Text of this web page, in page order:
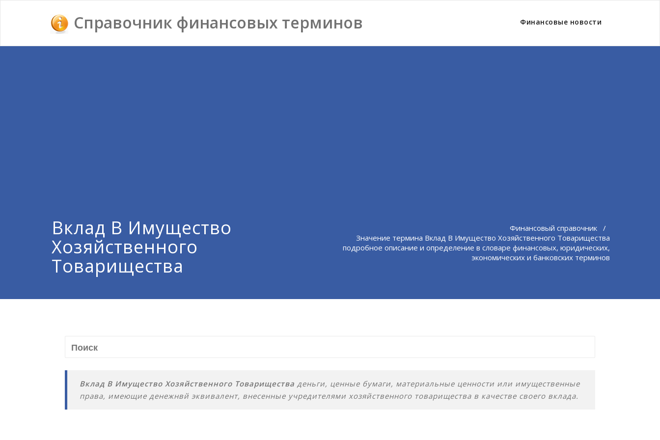
Справочник финансовых терминов Финансовые новости
Вклад В Имущество
Хозяйственного
Товарищества
Финансовый справочник /
Значение термина Вклад В Имущество Хозяйственного Товарищества
подробное описание и определение в словаре финансовых, юридических,
экономических и банковских терминов
Вклад В Имущество Хозяйственного Товарищества деньги, ценные бумаги, материальные ценности или имущественные
права, имеющие денежнвй эквивалент, внесенные учредителями хозяйственного товарищества в качестве своего вклада.